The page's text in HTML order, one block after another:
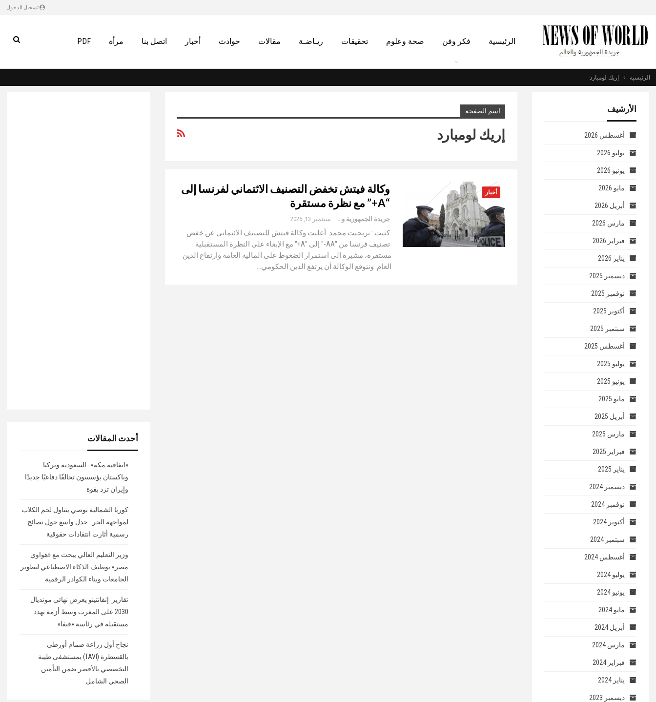
تسجيل الدخول
الرئيسية فكر وفن صحة وعلوم تحقيقات ريـاضـة مقالات حوادث أخبار اتصل بنا مرأة PDF
الرئيسية إريك لومبارد
اسم الصفحة
إريك لومبارد
أخبار
وكالة فيتش تخفض التصنيف الائتماني لفرنسا إلى
“A+” مع نظرة مستقرة
جريدة الجمهورية والعالم سبتمبر 13, 2025
كتبت : بريجيت محمد. أعلنت وكالة فيتش للتصنيف الائتماني عن خفض
تصنيف فرنسا من "AA-" إلى "A+" مع الإبقاء على النظرة المستقبلية
مستقرة، مشيرة إلى استمرار الضغوط على المالية العامة وارتفاع الدين
العام. وتتوقع الوكالة أن يرتفع الدين الحكومي…
أحدث المقالات
«اتفاقية مكة».. السعودية وتركيا
وباكستان يؤسسون تحالفًا دفاعيًا جديدًا
وإيران ترد بقوة
كوريا الشمالية توصي بتناول لحم الكلاب
لمواجهة الحر.. جدل واسع حول نصائح
رسمية أثارت انتقادات حقوقية
وزير التعليم العالي يبحث مع «هواوي
مصر» توظيف الذكاء الاصطناعي لتطوير
الجامعات وبناء الكوادر الرقمية
تقارير: إنفانتينو يعرض نهائي مونديال
2030 على المغرب وسط أزمة تهدد
مستقبله في رئاسة «فيفا»
نجاح أول زراعة صمام أورطي
بالقسطرة (TAVI) بمستشفى طيبة
التخصصي بالأقصر ضمن التأمين
الصحي الشامل
الأرشيف
أغسطس 2026
يوليو 2026
يونيو 2026
مايو 2026
أبريل 2026
مارس 2026
فبراير 2026
يناير 2026
ديسمبر 2025
نوفمبر 2025
أكتوبر 2025
سبتمبر 2025
أغسطس 2025
يوليو 2025
يونيو 2025
مايو 2025
أبريل 2025
مارس 2025
فبراير 2025
يناير 2025
ديسمبر 2024
نوفمبر 2024
أكتوبر 2024
سبتمبر 2024
أغسطس 2024
يوليو 2024
يونيو 2024
مايو 2024
أبريل 2024
مارس 2024
فبراير 2024
يناير 2024
ديسمبر 2023